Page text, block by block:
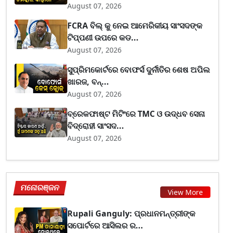
August 07, 2026
FCRA ବିଲ୍ କୁ ନେଇ ଆମେରିକୀୟ ସାଂସଦଙ୍କ
ଟିପ୍ପଣୀ ଉପରେ କଡ...
August 07, 2026
ସୁପ୍ରିମକୋର୍ଟରେ ବୋଫର୍ସ ଦୁର୍ନୀତିର ଶେଷ ଅପିଲ
ଖାରଜ, ବନ୍...
August 07, 2026
ବ୍ରେକଫାଷ୍ଟ ମିଟିଂରେ TMC ଓ ଉଦ୍ଧବ ସେନା
ବିଦ୍ରୋହୀ ସାଂସଦ...
August 07, 2026
ମନୋରଞ୍ଜନ View More
Rupali Ganguly: ପ୍ରଧାନମନ୍ତ୍ରୀଙ୍କ
ସପୋର୍ଟରେ ଆସିଲର ର...